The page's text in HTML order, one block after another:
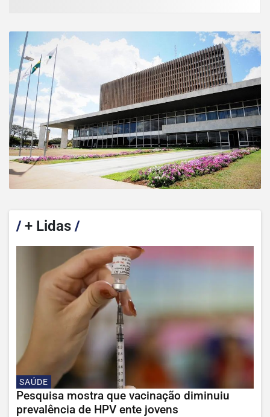
/+ Lidas /
SAÚDE
Pesquisa mostra que vacinação diminuiu
prevalência de HPV ente jovens